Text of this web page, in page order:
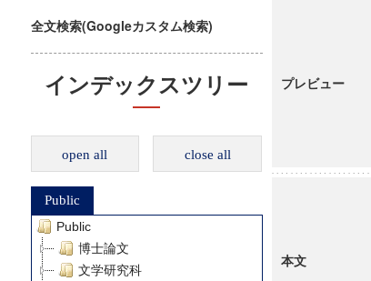
全文検索(Googleカスタム検索)
インデックスツリー
open all close all
Public
Public
博士論文
文学研究科
プレビュー
本文